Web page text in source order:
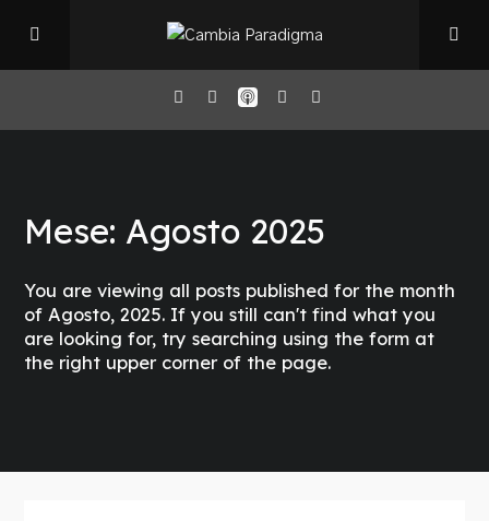
Il Podcast
Chi sono
Episodi
Mese: Agosto 2025
You are viewing all posts published for the month
of Agosto, 2025. If you still can't find what you
are looking for, try searching using the form at
the right upper corner of the page.